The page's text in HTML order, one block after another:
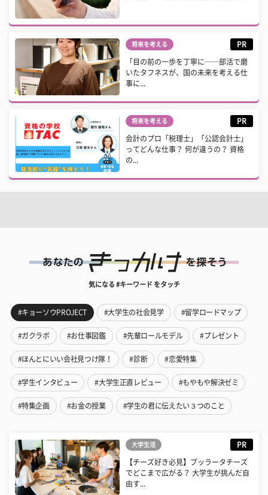
将来を考える PR
「目の前の一歩を丁寧に──部活で磨
いたタフネスが、国の未来を考える仕
事に...
将来を考える PR
会計のプロ「税理士」「公認会計士」
ってどんな仕事？ 何が違うの？ 資格
の...
気になる #キーワード をタッチ
#キョーソウPROJECT #大学生の社会見学 #留学ロードマップ
#ガクラボ #お仕事図鑑 #先輩ロールモデル #プレゼント
#ほんとにいい会社見つけ隊！ #診断 #恋愛特集
#学生インタビュー #大学生正直レビュー #もやもや解決ゼミ
#特集企画 #お金の授業 #学生の君に伝えたい３つのこと
大学生活 PR
【チーズ好き必見】ブッラータチーズ
でどこまで広がる？ 大学生が挑んだ自
由す...